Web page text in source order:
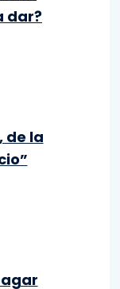
dar?
de la